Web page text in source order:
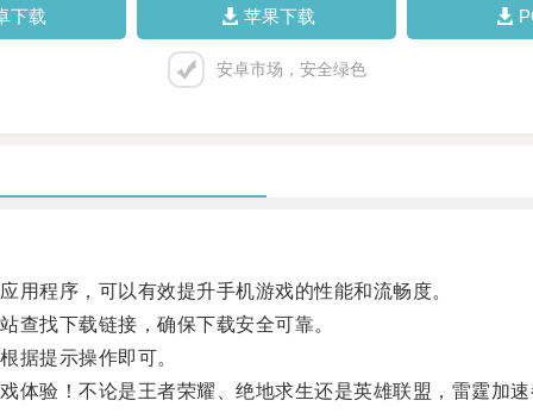
下载 苹果下载
安卓市场，安全绿色
程序，可以有效提升手机游戏的性能和流畅度。
找下载链接，确保下载安全可靠。
提示操作即可。
验！不论是王者荣耀、绝地求生还是英雄联盟，雷霆加速